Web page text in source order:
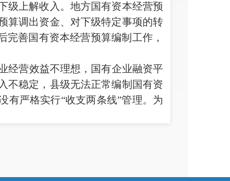
级上解收入。地方国有资本经营预
算调出资金、对下级特定事项的转
完善国有资本经营预算编制工作，
经营效益不理想，国有企业融资平
不稳定， 县级无法正常编制国有资
有严格实行“收支两条线”管理。为
管理。由县财政局牵头，抓紧对欠